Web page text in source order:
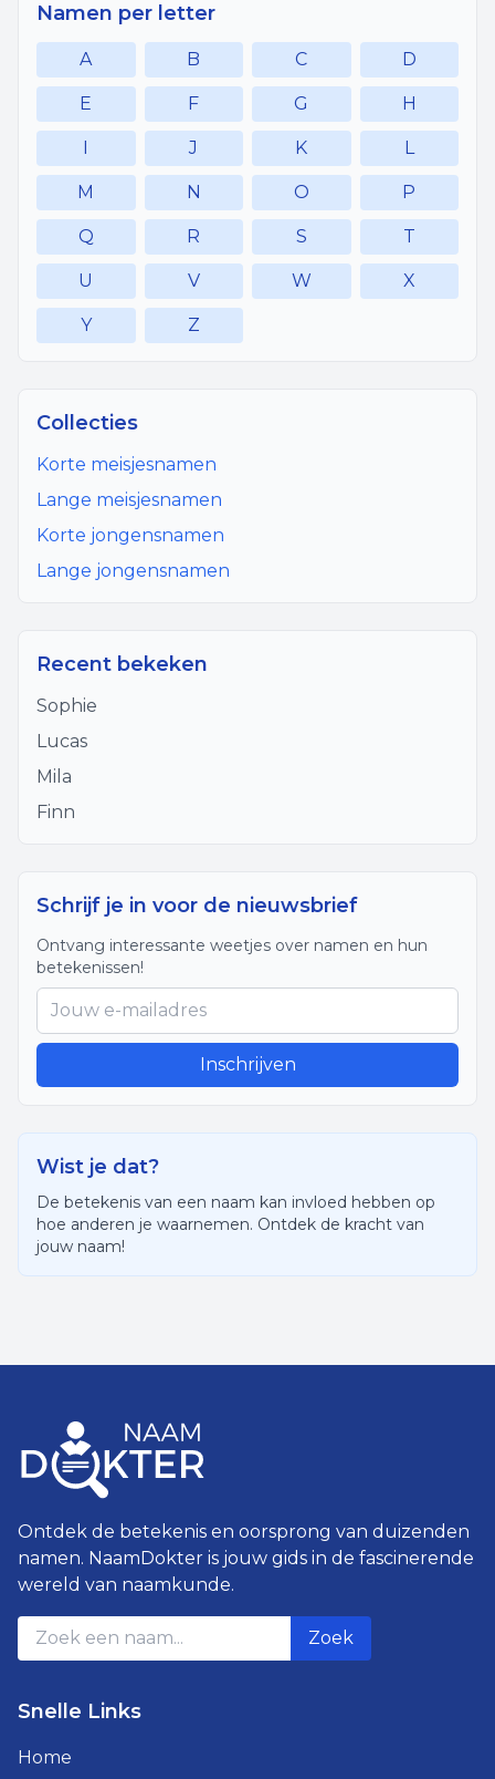
Namen per letter
A B C D
E F G H
I J K L
M N O P
Q R S T
U V W X
Y Z
Collecties
Korte meisjesnamen
Lange meisjesnamen
Korte jongensnamen
Lange jongensnamen
Recent bekeken
Sophie
Lucas
Mila
Finn
Schrijf je in voor de nieuwsbrief
Ontvang interessante weetjes over namen en hun
betekenissen!
Inschrijven
Wist je dat?
De betekenis van een naam kan invloed hebben op
hoe anderen je waarnemen. Ontdek de kracht van
jouw naam!
Ontdek de betekenis en oorsprong van duizenden
namen. NaamDokter is jouw gids in de fascinerende
wereld van naamkunde.
Zoek
Snelle Links
Home